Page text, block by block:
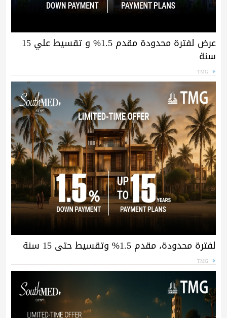
عرض لفترة محدودة مقدم 1.5% و تقسيط علي 15
سنة
TMG
لفترة محدودة، مقدم 1.5% وتقسيط حتى 15 سنة
TMG